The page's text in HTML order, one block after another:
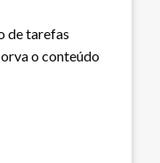
de tarefas
o conteúdo